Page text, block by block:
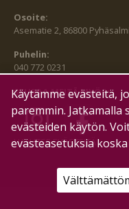
Osoite:
Asematie 2, 86800 Pyhäsalmi
Puhelin:
040 772 0231
SEURAA MEITÄ MYÖS:
HALLITSE EVÄSTEITÄ
Käytämme evästeitä,
paremmin.
evästeiden käytön.
evästeasetuksia